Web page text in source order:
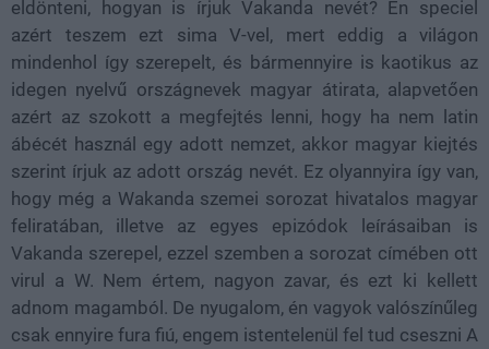
eldönteni, hogyan is írjuk Vakanda nevét? Én speciel
azért teszem ezt sima V-vel, mert eddig a világon
mindenhol így szerepelt, és bármennyire is kaotikus az
idegen nyelvű országnevek magyar átirata, alapvetően
azért az szokott a megfejtés lenni, hogy ha nem latin
ábécét használ egy adott nemzet, akkor magyar kiejtés
szerint írjuk az adott ország nevét. Ez olyannyira így van,
hogy még a Wakanda szemei sorozat hivatalos magyar
feliratában, illetve az egyes epizódok leírásaiban is
Vakanda szerepel, ezzel szemben a sorozat címében ott
virul a W. Nem értem, nagyon zavar, és ezt ki kellett
adnom magamból. De nyugalom, én vagyok valószínűleg
csak ennyire fura fiú, engem istentelenül fel tud cseszni A